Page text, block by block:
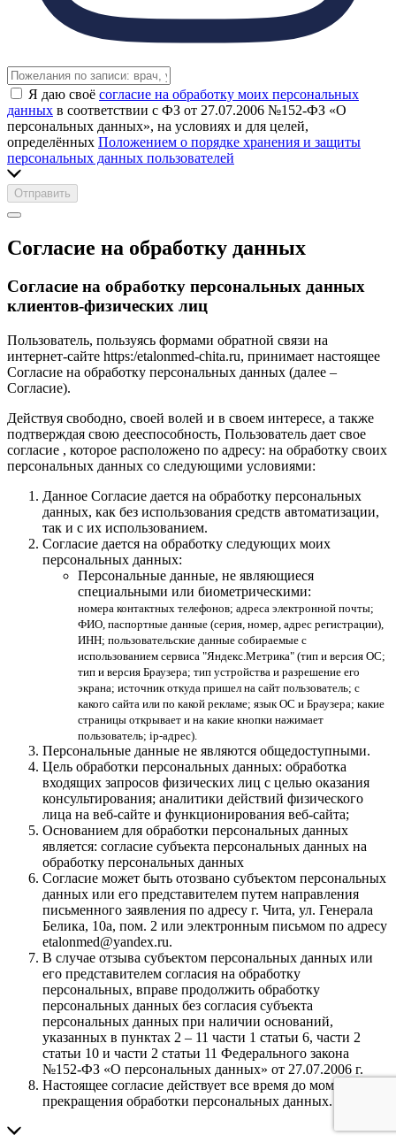
Я даю своё согласие на обработку моих персональных
данных в соответствии с ФЗ от 27.07.2006 №152-ФЗ «О
персональных данных», на условиях и для целей,
определённых Положением о порядке хранения и защиты
персональных данных пользователей
Отправить
Согласие на обработку данных
Согласие на обработку персональных данных
клиентов-физических лиц
Пользователь, пользуясь формами обратной связи на
интернет-сайте https:/etalonmed-chita.ru, принимает настоящее
Согласие на обработку персональных данных (далее –
Согласие).
Действуя свободно, своей волей и в своем интересе, а также
подтверждая свою дееспособность, Пользователь дает свое
согласие , которое расположено по адресу: на обработку своих
персональных данных со следующими условиями:
Данное Согласие дается на обработку персональных
данных, как без использования средств автоматизации,
так и с их использованием.
Согласие дается на обработку следующих моих
персональных данных:
Персональные данные, не являющиеся
специальными или биометрическими:
номера контактных телефонов; адреса электронной почты;
ФИО, паспортные данные (серия, номер, адрес регистрации),
ИНН; пользовательские данные собираемые с
использованием сервиса "Яндекс.Метрика" (тип и версия ОС;
тип и версия Браузера; тип устройства и разрешение его
экрана; источник откуда пришел на сайт пользователь; с
какого сайта или по какой рекламе; язык ОС и Браузера; какие
страницы открывает и на какие кнопки нажимает
пользователь; ip-адрес).
Персональные данные не являются общедоступными.
Цель обработки персональных данных: обработка
входящих запросов физических лиц с целью оказания
консультирования; аналитики действий физического
лица на веб-сайте и функционирования веб-сайта;
Основанием для обработки персональных данных
является: согласие субъекта персональных данных на
обработку персональных данных
Согласие может быть отозвано субъектом персональных
данных или его представителем путем направления
письменного заявления по адресу г. Чита, ул. Генерала
Белика, 10а, пом. 2 или электронным письмом по адресу
etalonmed@yandex.ru.
В случае отзыва субъектом персональных данных или
его представителем согласия на обработку
персональных, вправе продолжить обработку
персональных данных без согласия субъекта
персональных данных при наличии оснований,
указанных в пунктах 2 – 11 части 1 статьи 6, части 2
статьи 10 и части 2 статьи 11 Федерального закона
№152-ФЗ «О персональных данных» от 27.07.2006 г.
Настоящее согласие действует все время до момента
прекращения обработки персональных данных.